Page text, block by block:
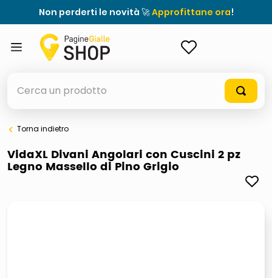
Non perderti le novità 🚀Approfittane ora!
elenchi telefonici
meme
Torna indietro
VidaXL Divani Angolari con Cuscini 2 pz
Legno Massello di Pino Grigio